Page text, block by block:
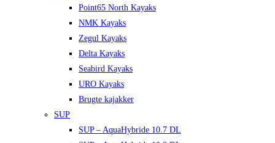
Point65 North Kayaks
NMK Kayaks
Zegul Kayaks
Delta Kayaks
Seabird Kayaks
URO Kayaks
Brugte kajakker
SUP
SUP – AquaHybride 10.7 DL